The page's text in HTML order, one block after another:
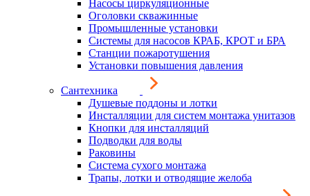
Насосы циркуляционные
Оголовки скважинные
Промышленные установки
Системы для насосов КРАБ, КРОТ и БРА
Станции пожаротушения
Установки повышения давления
Сантехника
Душевые поддоны и лотки
Инсталляции для систем монтажа унитазов
Кнопки для инсталляций
Подводки для воды
Раковины
Система сухого монтажа
Трапы, лотки и отводящие желоба